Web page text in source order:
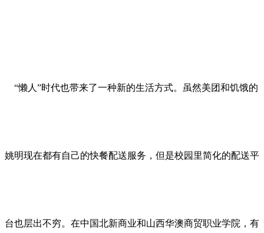
“懒人”时代也带来了一种新的生活方式。虽然美团和饥饿的
姚明现在都有自己的快餐配送服务，但是校园里简化的配送平
台也层出不穷。在中国北新商业和山西华澳商贸职业学院，有